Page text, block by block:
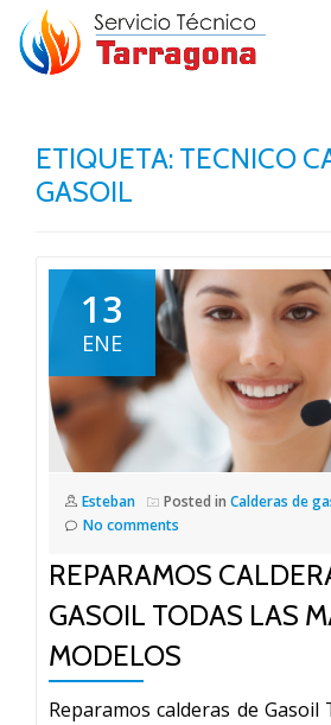
Skip
ETIQUETA: TECNICO
GASOIL
13
ENE
Esteban Posted in Calderas de
No comments
REPARAMOS
GASOIL TODAS LAS
MODELOS
Reparamos calderas de Gasoil